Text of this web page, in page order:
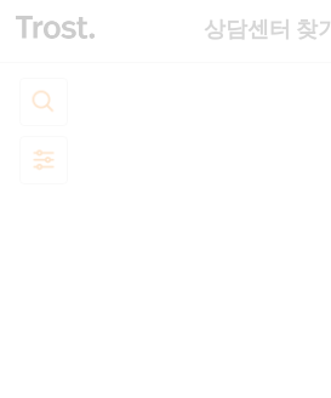
상담센터 찾기